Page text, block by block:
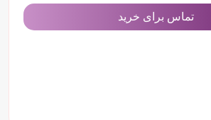
تماس برای خرید